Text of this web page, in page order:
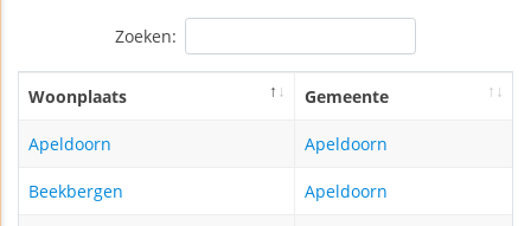
Zoeken:
Woonplaats Gemeente
Apeldoorn Apeldoorn
Beekbergen Apeldoorn